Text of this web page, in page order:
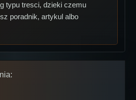
typu tresci, dzieki czemu
poradnik, artykul albo